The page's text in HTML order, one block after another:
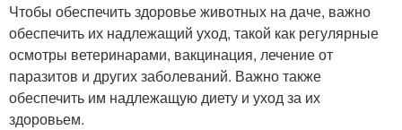
Чтобы обеспечить здоровье животных на даче, важно
обеспечить их надлежащий уход, такой как регулярные
осмотры ветеринарами, вакцинация, лечение от
паразитов и других заболеваний. Важно также
обеспечить им надлежащую диету и уход за их
здоровьем.